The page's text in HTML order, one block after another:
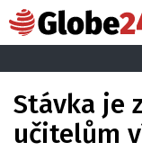
Stávka je
učitelům